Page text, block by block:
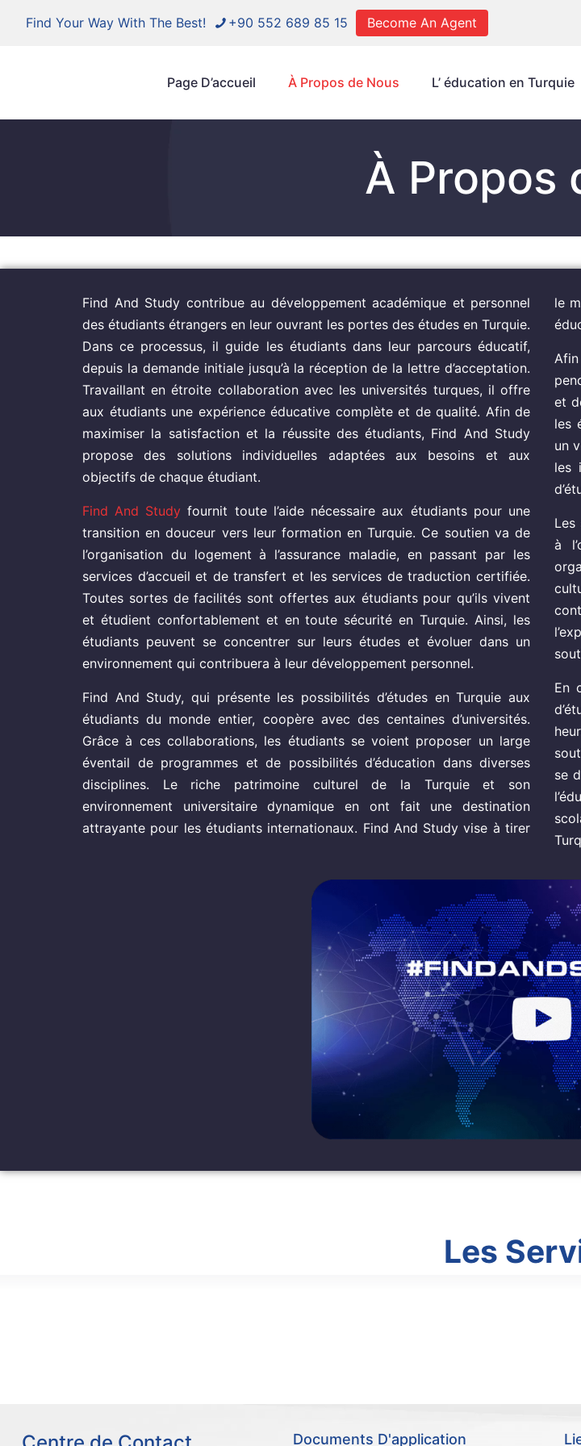
Find Your Way With The Best! +90 552 689 85 15 Become An Agent
Page D’accueil À Propos de Nous L’ éducation en Turquie
À Propos
Find And Study contribue au développement académique et personnel
des étudiants étrangers en leur ouvrant les portes des études en Turquie.
Dans ce processus, il guide les étudiants dans leur parcours éducatif,
depuis la demande initiale jusqu’à la réception de la lettre d’acceptation.
Travaillant en étroite collaboration avec les universités turques, il offre
aux étudiants une expérience éducative complète et de qualité. Afin de
maximiser la satisfaction et la réussite des étudiants, Find And Study
propose des solutions individuelles adaptées aux besoins et aux
objectifs de chaque étudiant.
Find And Study fournit toute l’aide nécessaire aux étudiants pour une
transition en douceur vers leur formation en Turquie. Ce soutien va de
l’organisation du logement à l’assurance maladie, en passant par les
services d’accueil et de transfert et les services de traduction certifiée.
Toutes sortes de facilités sont offertes aux étudiants pour qu’ils vivent
et étudient confortablement et en toute sécurité en Turquie. Ainsi, les
étudiants peuvent se concentrer sur leurs études et évoluer dans un
environnement qui contribuera à leur développement personnel.
Find And Study, qui présente les possibilités d’études en Turquie aux
étudiants du monde entier, coopère avec des centaines d’universités.
Grâce à ces collaborations, les étudiants se voient proposer un large
éventail de programmes et de possibilités d’éducation dans diverses
disciplines. Le riche patrimoine culturel de la Turquie et son
environnement universitaire dynamique en ont fait une destination
attrayante pour les étudiants internationaux. Find And Study vise à tirer
le
et
les
un
les
Les
à
En
se
Les
Documents D'application